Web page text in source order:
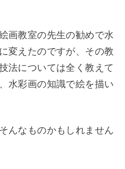
画教室の先生の勧めで水
変えたのですが、その教
法については全く教えて
水彩画の知識で絵を描い
んなものかもしれません